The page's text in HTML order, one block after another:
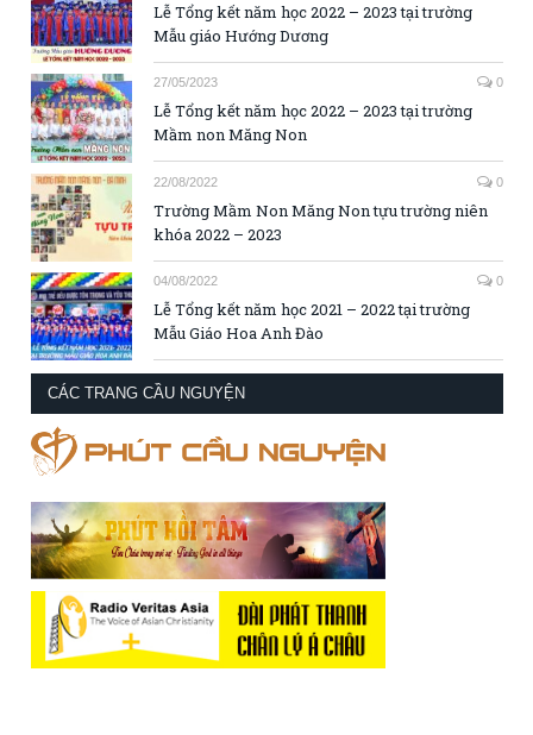
Lễ Tổng kết năm học 2022 – 2023 tại trường
Mẫu giáo Hướng Dương
27/05/2023 0
Lễ Tổng kết năm học 2022 – 2023 tại trường
Mầm non Măng Non
22/08/2022 0
Trường Mầm Non Măng Non tựu trường niên
khóa 2022 – 2023
04/08/2022 0
Lễ Tổng kết năm học 2021 – 2022 tại trường
Mẫu Giáo Hoa Anh Đào
CÁC TRANG CẦU NGUYỆN